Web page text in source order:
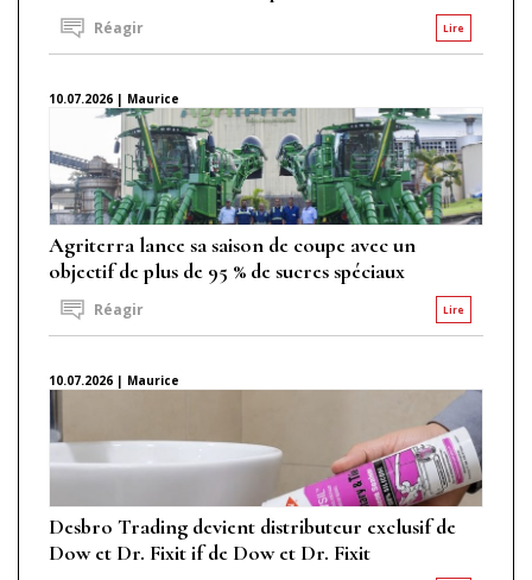
Lire
Réagir
10.07.2026 | Maurice
Agriterra lance sa saison de coupe avec un
objectif de plus de 95 % de sucres spéciaux
Lire
Réagir
10.07.2026 | Maurice
Desbro Trading devient distributeur exclusif de
Dow et Dr. Fixit if de Dow et Dr. Fixit